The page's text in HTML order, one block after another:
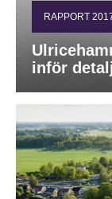
RAPPORT
inför